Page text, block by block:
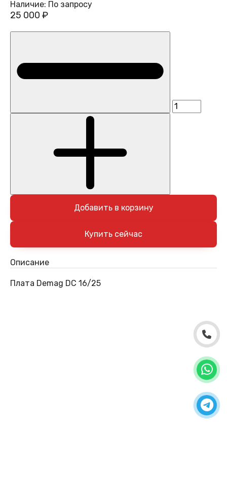
Наличие: По запросу
25 000 ₽
Добавить в корзину
Описание
Плата Demag DC 16/25